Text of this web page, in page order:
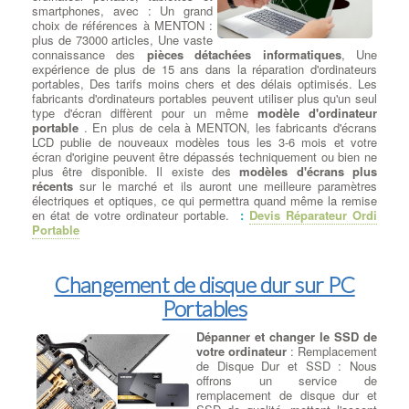
Cryptolocker : C'était un ransomware qui a commencé à circuler
en 2013. Il chiffrait les fichiers des victimes et demandait une
rançon pour les décrypter.
Mirai : Apparu en 2016, Mirai était un logiciel malveillant de type
botnet qui infectait principalement les objets connectés (IoT) pour
les recruter dans un réseau de bots, qui pouvait ensuite être
utilisé pour lancer des attaques DDoS massives.
Emotet : C'était un cheval de Troie bancaire qui a évolué pour
devenir l'un des malwares les plus polyvalents et dangereux. Il
pouvait être utilisé pour voler des informations, propager d'autres
malwares et lancer des attaques de phishing.
Il est important de noter que de nouveaux virus et malwares
peuvent apparaître à tout moment, et la nature des menaces
informatiques évolue constamment. Les utilisateurs doivent donc
rester vigilants, garder leur système et leurs logiciels à jour,
utiliser des solutions de sécurité fiables, et faire preuve de
prudence lorsqu'ils naviguent sur Internet et ouvrent des fichiers
Nos prestations sur PC
Dépanner ou remplacer
l’alimentation
:
Dépanner ou
remplacer l'alimentation
: Test
de charge et d'alimentation sur
votre Pc - Vérification des
smartphones, avec : Un grand
choix de références à MENTON :
plus de 73000 articles, Une vaste
connaissance des pièces détachées informatiques, Une
expérience de plus de 15 ans dans la réparation d'ordinateurs
portables, Des tarifs moins chers et des délais optimisés. Les
fabricants d'ordinateurs portables peuvent utiliser plus qu'un seul
type d'écran diffèrent pour un même modèle d'ordinateur
portable . En plus de cela à MENTON, les fabricants d'écrans
LCD publie de nouveaux modèles tous les 3-6 mois et votre
écran d'origine peuvent être dépassés techniquement ou bien ne
plus être disponible. Il existe desmodèles d'écrans plus
récents sur le marché et ils auront une meilleure paramètres
électriques et optiques, ce qui permettra quand même la remise
en état de votre ordinateur portable. : Devis Réparateur Ordi
Portable
Changement de disque dur sur PC
Portables
Dépanner et changer le SSD de
votre ordinateur : Remplacement
de Disque Dur et SSD : Nous
offrons un service de
remplacement de disque dur et